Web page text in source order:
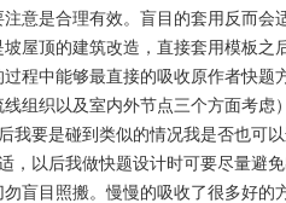
意是合理有效。盲目的套用反而
屋顶的建筑改造，直接套用模板之
程中能够最直接的吸收原作者快题
组织以及室内外节点三个方面考虑
我要是碰到类似的情况我是否也可
，以后我做快题设计时可要尽量避免
盲目照搬。慢慢的吸收了很多好